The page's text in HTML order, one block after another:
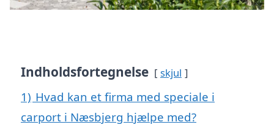
Indholdsfortegnelse skjul
1) Hvad kan et firma med speciale i
carport i Næsbjerg hjælpe med?